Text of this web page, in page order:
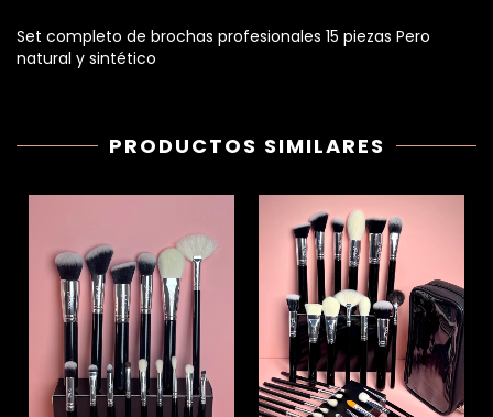
Set completo de brochas profesionales 15 piezas Pero
natural y sintético
PRODUCTOS SIMILARES